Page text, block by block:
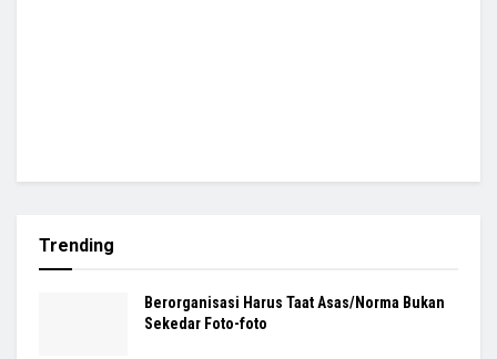
Trending
Berorganisasi Harus Taat Asas/Norma Bukan
Sekedar Foto-foto